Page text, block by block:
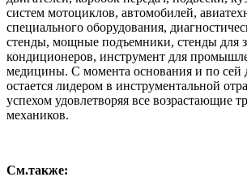
систем мотоциклов, автомобилей,
специального оборудования,
стенды, мощные подъемники, стенды для
кондиционеров, инструмент для
медицины. С момента основания и по сей
остается лидером в инструментальной
успехом удовлетворяя все возрастающие
механиков.
См.также: